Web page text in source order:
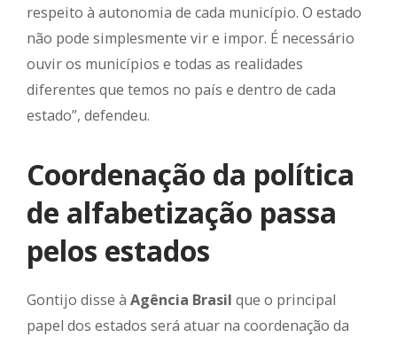
respeito à autonomia de cada município. O estado
não pode simplesmente vir e impor. É necessário
ouvir os municípios e todas as realidades
diferentes que temos no país e dentro de cada
estado”, defendeu.
Coordenação da política
de alfabetização passa
pelos estados
Gontijo disse à Agência Brasil que o principal
papel dos estados será atuar na coordenação da